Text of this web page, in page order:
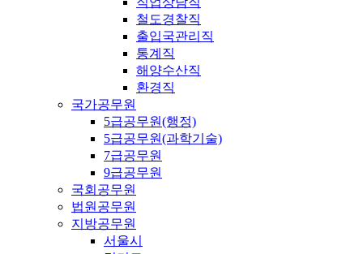
철도경찰직
출입국관리직
통계직
해양수산직
환경직
국가공무원
5급공무원(행정)
5급공무원(과학기술)
7급공무원
9급공무원
국회공무원
법원공무원
지방공무원
서울시